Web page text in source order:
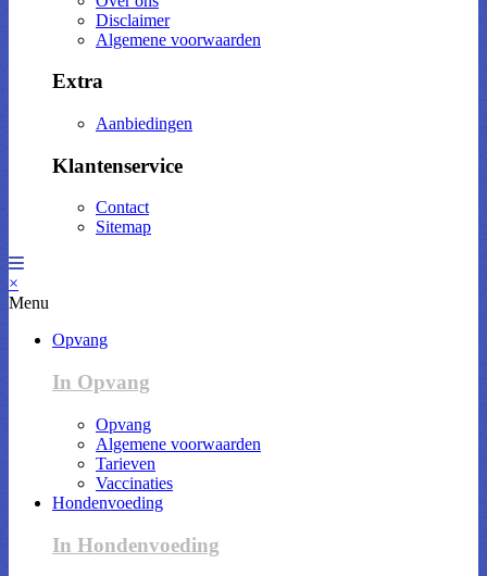
Disclaimer
Algemene voorwaarden
Extra
Aanbiedingen
Klantenservice
Contact
Sitemap
×
Menu
Opvang
In Opvang
Opvang
Algemene voorwaarden
Tarieven
Vaccinaties
Hondenvoeding
In Hondenvoeding